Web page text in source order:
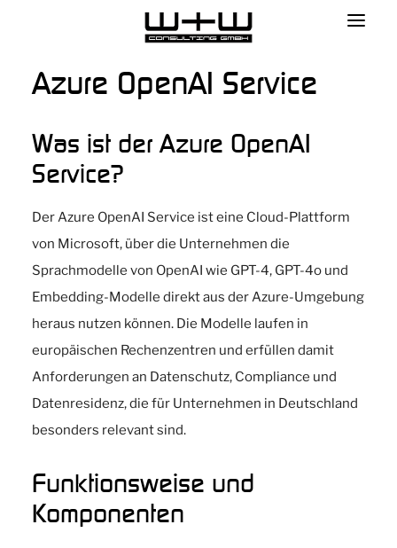
Azure OpenAI Service
Was ist der Azure OpenAI
Service?
Der Azure OpenAI Service ist eine Cloud-Plattform
von Microsoft, über die Unternehmen die
Sprachmodelle von OpenAI wie GPT-4, GPT-4o und
Embedding-Modelle direkt aus der Azure-Umgebung
heraus nutzen können. Die Modelle laufen in
europäischen Rechenzentren und erfüllen damit
Anforderungen an Datenschutz, Compliance und
Datenresidenz, die für Unternehmen in Deutschland
besonders relevant sind.
Funktionsweise und
Komponenten